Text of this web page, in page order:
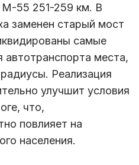
М-55 251-259 км. В
заменен старый мост
самые
места,
Реализация
улучшит условия
что,
повлияет на
населения.